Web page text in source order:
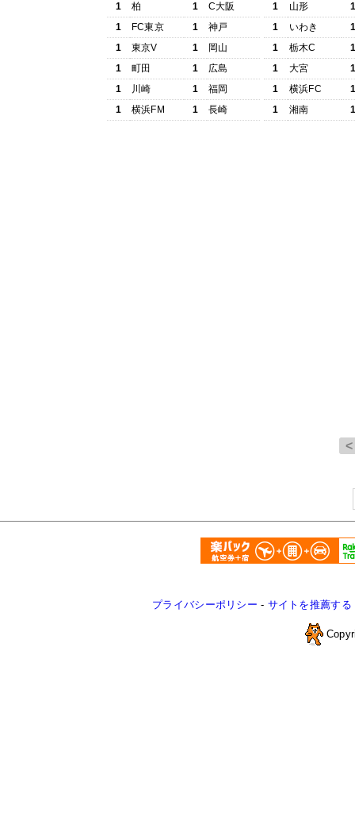
1
柏 1
C大阪
1
FC東京 1
神戸
1
東京V 1
岡山
1
町田 1
広島
1
川崎 1
福岡
1
横浜FM 1 長崎
1
山形
1
いわき
1
栃木C
1
大宮
1
横浜FC
1
湘南
プライバシーポリシー - サイトを推薦する